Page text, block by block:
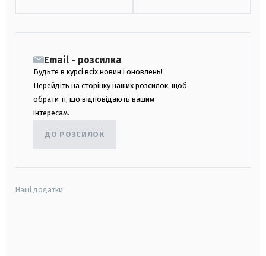
Email - розсилка
Будьте в курсі всіх новин і оновлень!
Перейдіть на сторінку наших розсилок, щоб
обрати ті, що відповідають вашим
інтересам.
ДО РОЗСИЛОК
Наші додатки: